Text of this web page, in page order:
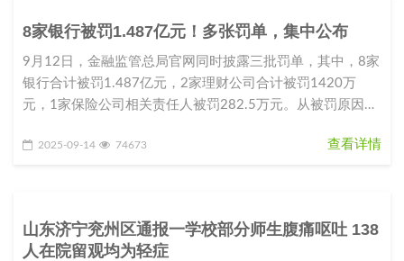
8家银行被罚1.487亿元！多张罚单，集中公布
9月12日，金融监管总局官网同时披露三批罚单，其中，8家
银行合计被罚1.487亿元，2家理财公司合计被罚1420万
元，1家保险公司相关责任人被罚282.5万元。从被罚原因来
2025-09-14 74673 查看详情
山东济宁兖州区通报一学校部分师生腹痛呕吐 138
人在院留观均为轻症